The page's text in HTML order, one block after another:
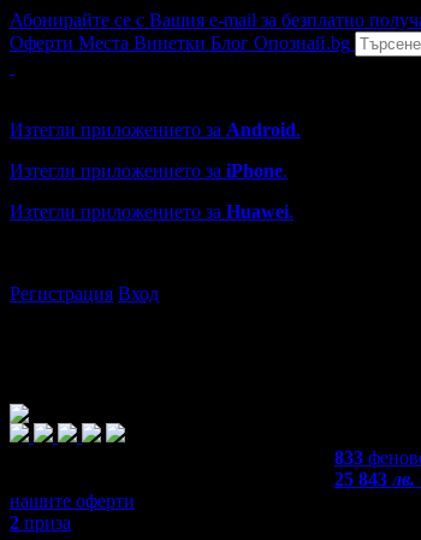
Абонирайте се с Вашия e-mail за безплатно
Оферти Места Винетки Блог Опознай.bg
Изтегли приложението за Android.
Изтегли приложението за iPhone.
Изтегли приложението за Huawei.
Регистрация Вход
833
25 843лв.
нашите оферти
2 приза